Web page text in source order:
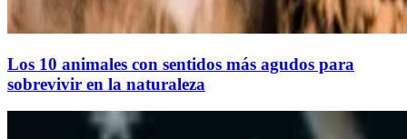
Los 10 animales con sentidos más agudos para
sobrevivir en la naturaleza